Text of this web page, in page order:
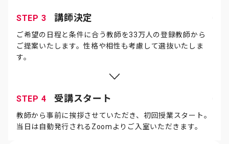
STEP 3 講師決定
ご希望の日程と条件に合う教師を33万人の登録教師から
ご提案いたします。性格や相性も考慮して選抜いたしま
す。
STEP 4 受講スタート
教師から事前に挨拶させていただき、初回授業スタート。
当日は自動発行されるZoomよりご入室いただきます。